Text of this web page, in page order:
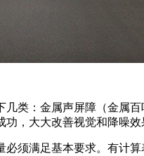
类：金属声屏障（金属
，大大改善视觉和降噪
须满足基本要求。有计